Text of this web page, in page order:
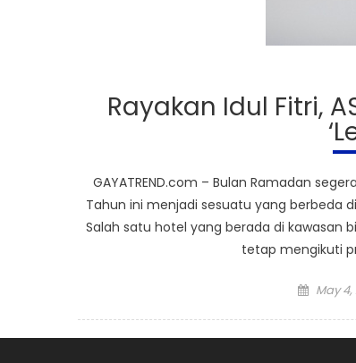
Rayakan Idul Fitri,
GAYATREND.com – Bulan Ramadan
Tahun ini menjadi sesuatu yang berbeda
Salah satu hotel yang berada di kawasan
tetap mengikuti
Posted
May 4,